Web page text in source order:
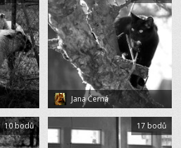
Jana Černá
10 bodů 17 bodů